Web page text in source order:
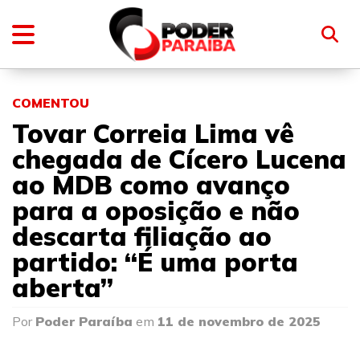
COMENTOU
Tovar Correia Lima vê
chegada de Cícero Lucena
ao MDB como avanço
para a oposição e não
descarta filiação ao
partido: “É uma porta
aberta”
Por Poder Paraíba em 11 de novembro de 2025